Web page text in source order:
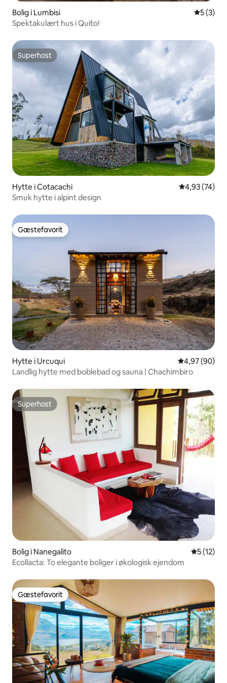
Bolig i Lumbisi 5 ud af 5
5 (3)
Spektakulært hus i Quito!
Superhost
Superhost
Hytte i Cotacachi 4,93 ud af 5 i
4,93 (74)
Smuk hytte i alpint design
Gæstefavorit
Gæstefavorit
Hytte i Urcuqui 4,97 ud af 5 i
4,97 (90)
Landlig hytte med boblebad og sauna | Chachimbiro
Superhost
Superhost
Bolig i Nanegalito 5 ud af 5
5 (12)
Ecollacta: To elegante boliger i økologisk ejendom
Gæstefavorit
Gæstefavorit